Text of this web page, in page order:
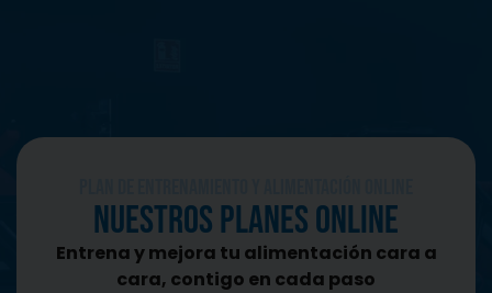
Nuestros planes online
Entrena y mejora tu alimentación cara a
cara, contigo en cada paso